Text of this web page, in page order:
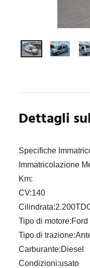
Dettagli
Specifiche
Immatricolazione
Km:
CV:140
Tipo di motore:Ford
Tipo di
Carburante:Diesel
Condizioni:usato